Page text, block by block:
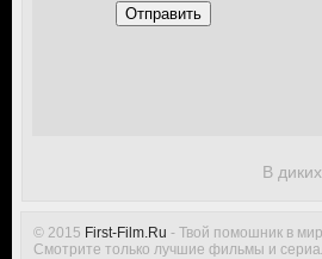
В
Отправить
© 2015 First-Film.Ru - Твой помошник в
Смотрите только лучшие фильмы и